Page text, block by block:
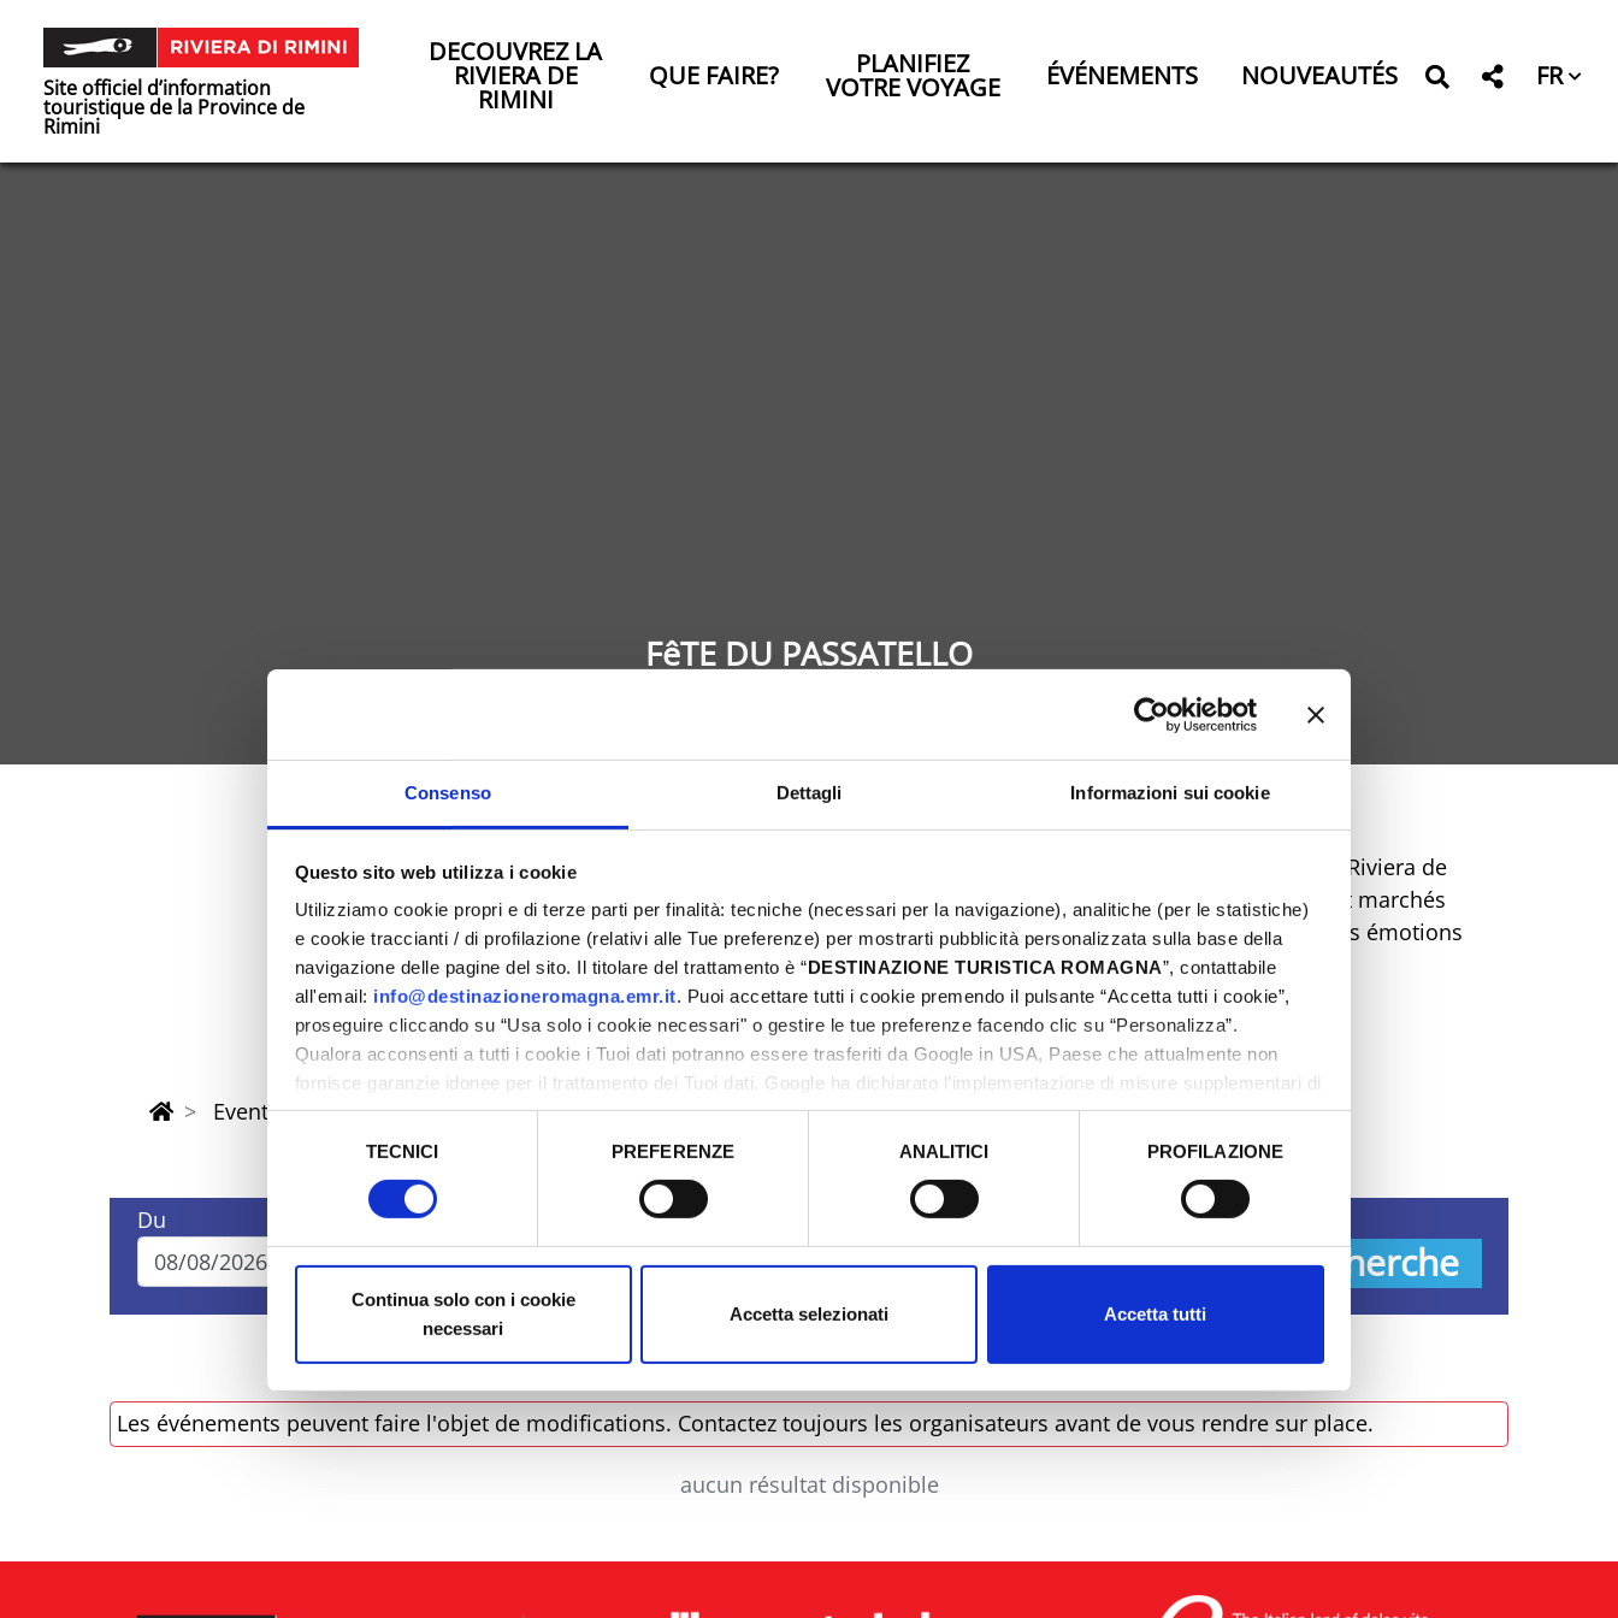
Consenso Dettagli Informazioni sui cookie
Questo sito web utilizza i cookie
Utilizziamo cookie propri e di terze parti per finalità: tecniche (necessari per la navigazione), analitiche (per le statistiche)
e cookie traccianti / di profilazione (relativi alle Tue preferenze) per mostrarti pubblicità personalizzata sulla base della
navigazione delle pagine del sito. Il titolare del trattamento è “DESTINAZIONE TURISTICA ROMAGNA”, contattabile
all'email: info@destinazioneromagna.emr.it. Puoi accettare tutti i cookie premendo il pulsante “Accetta tutti i cookie”,
proseguire cliccando su “Usa solo i cookie necessari" o gestire le tue preferenze facendo clic su “Personalizza”.
Qualora acconsenti a tutti i cookie i Tuoi dati potranno essere trasferiti da Google in USA, Paese che attualmente non
fornisce garanzie idonee per il trattamento dei Tuoi dati. Google ha dichiarato l’implementazione di misure supplementari di
sicurezza a Tutela dei navigatori, che abbiamo valutato essere sufficienti.
Selezione
TECNICI PREFERENZE ANALITICI PROFILAZIONE
Continua solo con i cookie
necessari
Accetta selezionati Accetta tutti
Site officiel d’information
touristique de la Province de
Rimini
DECOUVREZ LA
RIVIERA DE
RIMINI
QUE FAIRE? PLANIFIEZ
VOTRE VOYAGE ÉVÉNEMENTS NOUVEAUTÉS FR
FêTE DU PASSATELLO
Pâques 2026
dans la province de Rimini
Ne manquez pas l'occasion de vivre une fête de Pâques inoubliable sur la Riviera de
Rimini ! Un week-end riche en événements, sports, street food, musique et marchés
vous attend. Découvrez toutes les propositions et préparez-vous à vivre des émotions
uniques. Réservez dès maintenant votre Pâques de rêve !
Eventi di Pasqua Riviera Rimini
Du Au Municipalité
Recherche
Les événements peuvent faire l'objet de modifications. Contactez toujours les organisateurs avant de vous rendre sur place.
aucun résultat disponible